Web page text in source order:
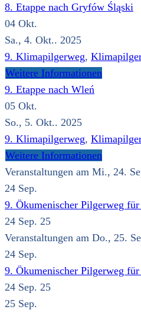
8. Etappe nach Gryfów Śląski
04 Okt.
Sa., 4. Okt.. 2025
9. Klimapilgerweg,
Weitere Informationen
9. Etappe nach Wleń
05 Okt.
So., 5. Okt.. 2025
9. Klimapilgerweg,
Weitere Informationen
Veranstaltungen am Mi., 24.
24 Sep.
9. Ökumenischer Pilgerweg
24 Sep. 25
Veranstaltungen am Do., 25.
24 Sep.
9. Ökumenischer Pilgerweg
24 Sep. 25
25 Sep.